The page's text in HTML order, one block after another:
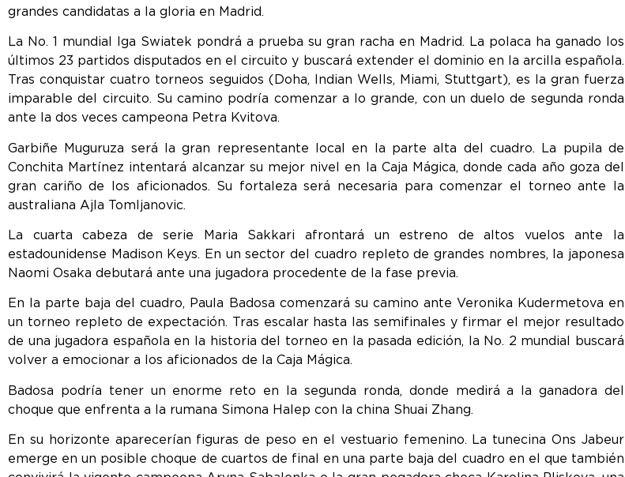
grandes candidatas a la gloria en Madrid.
La No. 1 mundial Iga Swiatek pondrá a prueba su gran racha en Madrid. La polaca ha ganado los
últimos 23 partidos disputados en el circuito y buscará extender el dominio en la arcilla española.
Tras conquistar cuatro torneos seguidos (Doha, Indian Wells, Miami, Stuttgart), es la gran fuerza
imparable del circuito. Su camino podría comenzar a lo grande, con un duelo de segunda ronda
ante la dos veces campeona Petra Kvitova.
Garbiñe Muguruza será la gran representante local en la parte alta del cuadro. La pupila de
Conchita Martínez intentará alcanzar su mejor nivel en la Caja Mágica, donde cada año goza del
gran cariño de los aficionados. Su fortaleza será necesaria para comenzar el torneo ante la
australiana Ajla Tomljanovic.
La cuarta cabeza de serie Maria Sakkari afrontará un estreno de altos vuelos ante la
estadounidense Madison Keys. En un sector del cuadro repleto de grandes nombres, la japonesa
Naomi Osaka debutará ante una jugadora procedente de la fase previa.
En la parte baja del cuadro, Paula Badosa comenzará su camino ante Veronika Kudermetova en
un torneo repleto de expectación. Tras escalar hasta las semifinales y firmar el mejor resultado
de una jugadora española en la historia del torneo en la pasada edición, la No. 2 mundial buscará
volver a emocionar a los aficionados de la Caja Mágica.
Badosa podría tener un enorme reto en la segunda ronda, donde medirá a la ganadora del
choque que enfrenta a la rumana Simona Halep con la china Shuai Zhang.
En su horizonte aparecerían figuras de peso en el vestuario femenino. La tunecina Ons Jabeur
emerge en un posible choque de cuartos de final en una parte baja del cuadro en el que también